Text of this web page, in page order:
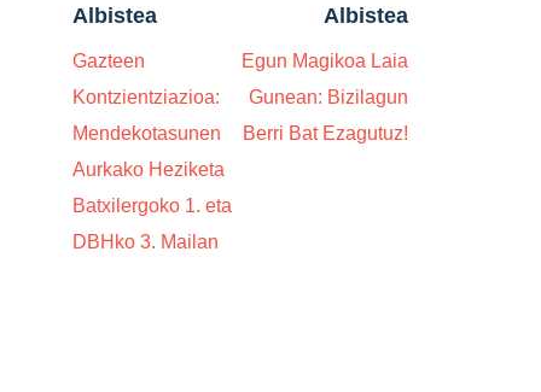
Albistea
Gazteen
Kontzientziazioa:
Mendekotasunen
Aurkako Heziketa
Batxilergoko 1. eta
DBHko 3. Mailan
Albistea
Egun Magikoa Laia
Gunean: Bizilagun
Berri Bat Ezagutuz!